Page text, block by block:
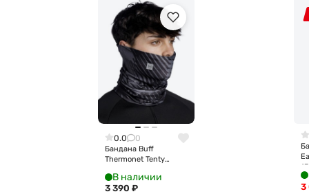
0.0 0
Бандана Buff
Thermonet Tenty
132771.901.10.00
В наличии
3 390 ₽ 3